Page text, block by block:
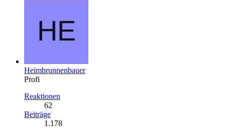
Heimbrunnenbauer
Profi
Reaktionen
62
Beiträge
1.178